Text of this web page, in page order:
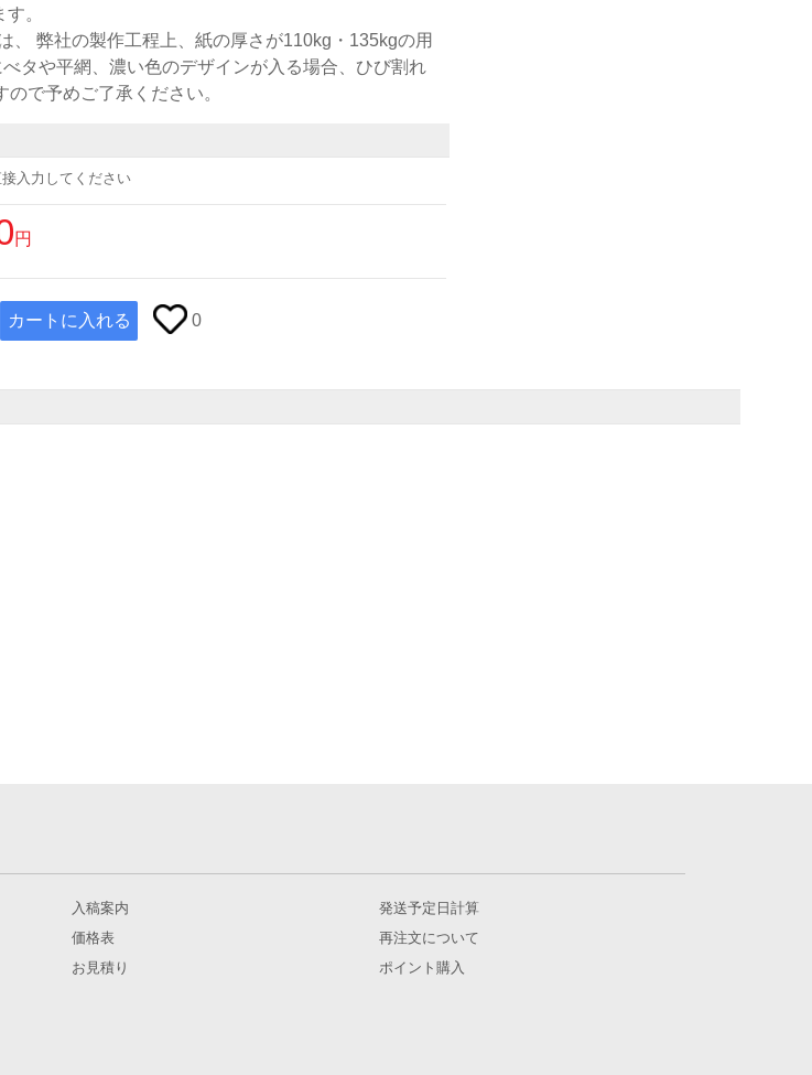
。
、 弊社の製作工程上、紙の厚さが110kg・135kgの用
タや平網、濃い色のデザインが入る場合、ひび割れ
で予めご了承ください。
入力してください
円
カートに入れる 0
入稿案内
価格表
お見積り
発送予定日計算
再注文について
ポイント購入